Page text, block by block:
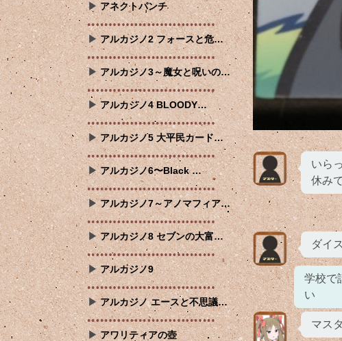
アネクトパンチ
アルカジノ2 フォースと危…
アルカジノ3～魔女と呪いの…
アルカジノ4 BLOODY…
アルカジノ5 大平民カード…
アルカジノ6〜Black …
アルカジノ7～アノマフィア…
アルカジノ8 セブンの大富…
アルカジノ9
アルカジノ エースと不思議…
アワリティアの壺
いら
休み
ダイ
学校で
い
マス